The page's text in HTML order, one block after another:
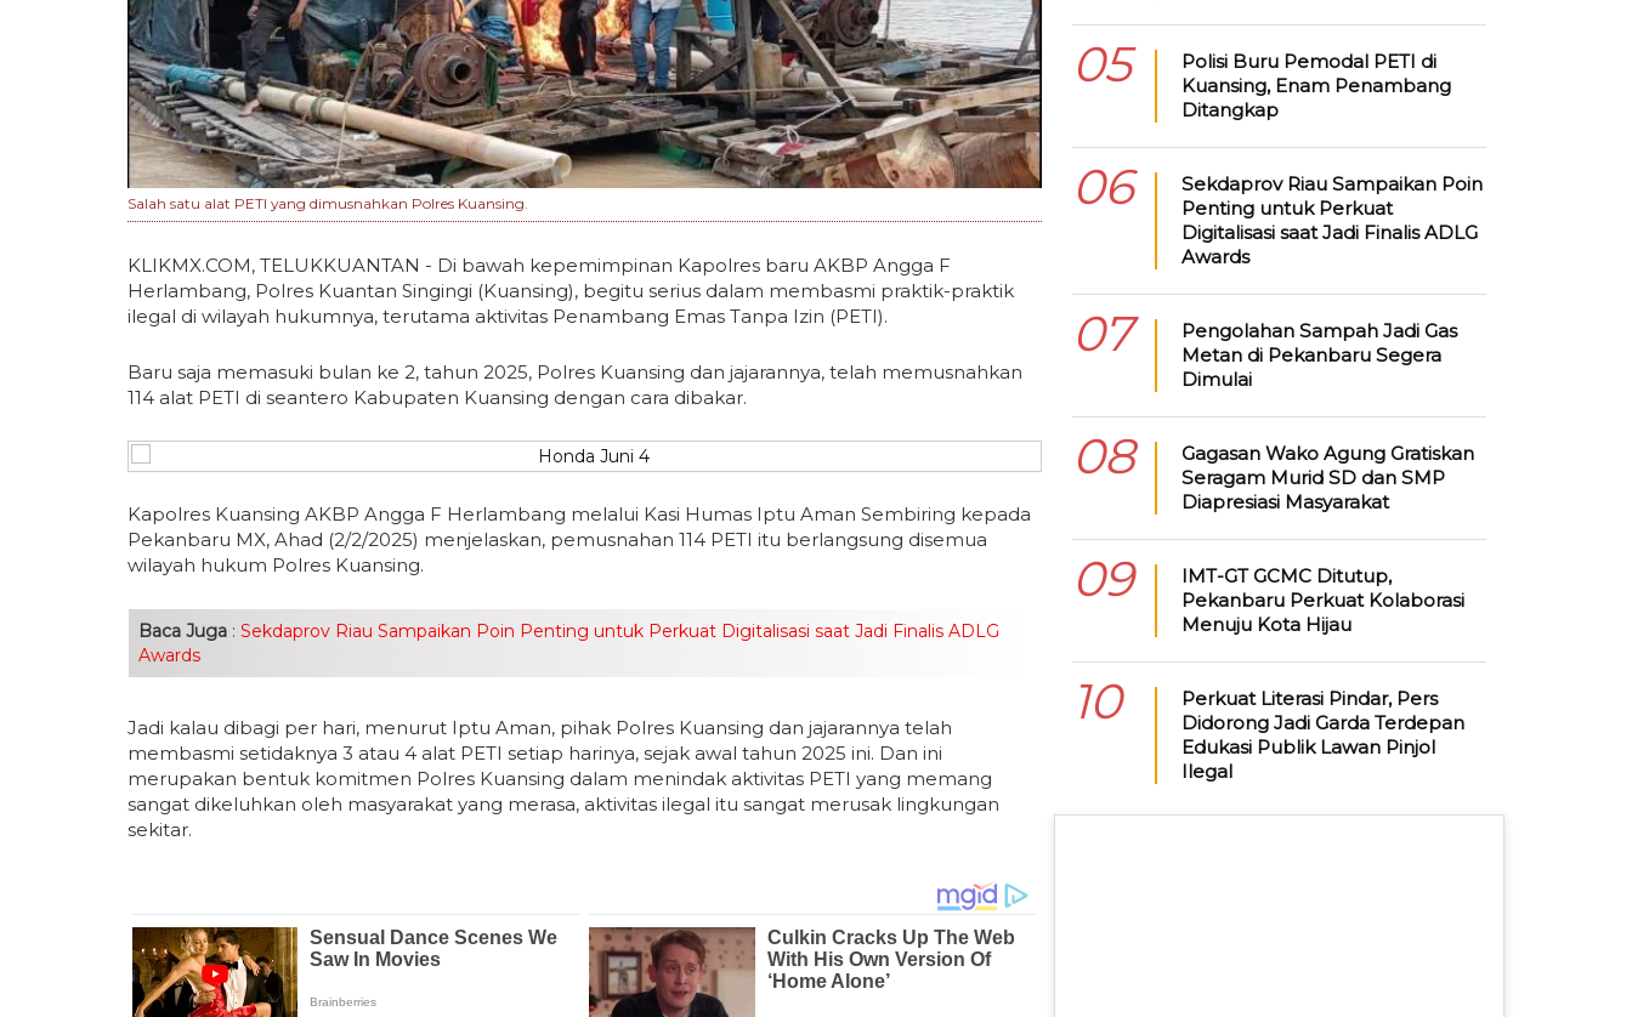
Salah satu alat PETI yang dimusnahkan Polres Kuansing.
KLIKMX.COM, TELUKKUANTAN - Di bawah kepemimpinan Kapolres baru AKBP Angga F
Herlambang, Polres Kuantan Singingi (Kuansing), begitu serius dalam membasmi praktik-praktik
ilegal di wilayah hukumnya, terutama aktivitas Penambang Emas Tanpa Izin (PETI).
Baru saja memasuki bulan ke 2, tahun 2025, Polres Kuansing dan jajarannya, telah memusnahkan
114 alat PETI di seantero Kabupaten Kuansing dengan cara dibakar.
Kapolres Kuansing AKBP Angga F Herlambang melalui Kasi Humas Iptu Aman Sembiring kepada
Pekanbaru MX, Ahad (2/2/2025) menjelaskan, pemusnahan 114 PETI itu berlangsung disemua
wilayah hukum Polres Kuansing.
Baca Juga : Sekdaprov Riau Sampaikan Poin Penting untuk Perkuat Digitalisasi saat Jadi Finalis ADLG
Awards
Jadi kalau dibagi per hari, menurut Iptu Aman, pihak Polres Kuansing dan jajarannya telah
membasmi setidaknya 3 atau 4 alat PETI setiap harinya, sejak awal tahun 2025 ini. Dan ini
merupakan bentuk komitmen Polres Kuansing dalam menindak aktivitas PETI yang memang
sangat dikeluhkan oleh masyarakat yang merasa, aktivitas ilegal itu sangat merusak lingkungan
sekitar.
05
Polisi Buru Pemodal PETI di
Kuansing, Enam Penambang
Ditangkap
06
Sekdaprov Riau Sampaikan Poin
Penting untuk Perkuat
Digitalisasi saat Jadi Finalis ADLG
Awards
07
Pengolahan Sampah Jadi Gas
Metan di Pekanbaru Segera
Dimulai
08
Gagasan Wako Agung Gratiskan
Seragam Murid SD dan SMP
Diapresiasi Masyarakat
09
IMT-GT GCMC Ditutup,
Pekanbaru Perkuat Kolaborasi
Menuju Kota Hijau
10
Perkuat Literasi Pindar, Pers
Didorong Jadi Garda Terdepan
Edukasi Publik Lawan Pinjol
Ilegal